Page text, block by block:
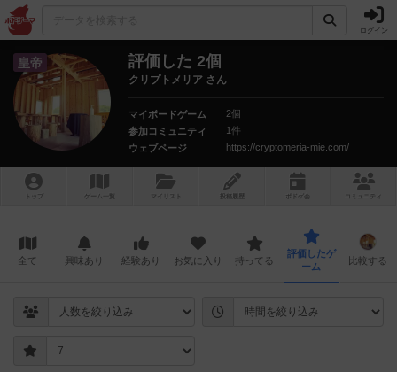
ログイン
皇帝 評価した 2個
クリプトメリア さん
マイボードゲーム
2個
参加コミュニティ
1件
ウェブページ
https://cryptomeria-mie.com/
トップ ゲーム一覧 マイリスト 投稿履歴 ボ ドゲ コミュニティ
全て 興味あり 経験あり お気に入り 持ってる
評価したゲ
ーム
比較する